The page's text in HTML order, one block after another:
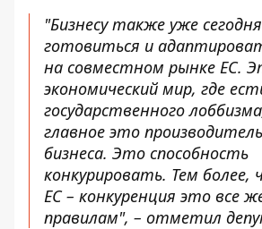
"Бизнесу также уже
готовиться и
на совместном рынке ЕС.
экономический мир, где
государственного
главное это
бизнеса. Это способность
конкурировать. Тем более,
ЕС – конкуренция это все
правилам", – отметил